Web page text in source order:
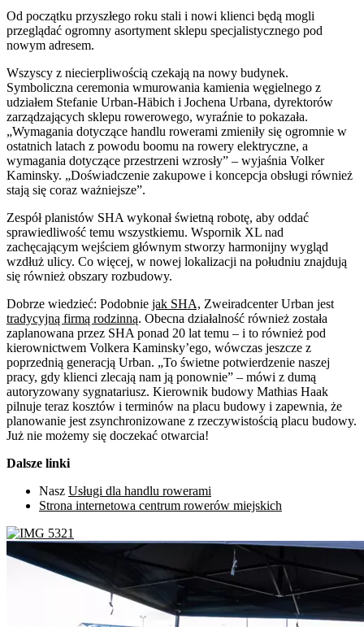
Od początku przyszłego roku stali i nowi klienci będą mogli
przeglądać ogromny asortyment sklepu specjalistycznego pod
nowym adresem.
Wszyscy z niecierpliwością czekają na nowy budynek.
Symboliczna ceremonia wmurowania kamienia węgielnego z
udziałem Stefanie Urban-Häbich i Jochena Urbana, dyrektorów
zarządzających sklepu rowerowego, wyraźnie to pokazała.
„Wymagania dotyczące handlu rowerami zmieniły się ogromnie w
ostatnich latach z powodu boomu na rowery elektryczne, a
wymagania dotyczące przestrzeni wzrosły” – wyjaśnia Volker
Kaminsky. „Doświadczenie zakupowe i koncepcja obsługi również
stają się coraz ważniejsze”.
Zespół planistów SHA wykonał świetną robotę, aby oddać
sprawiedliwość temu wszystkiemu. Wspornik XL nad
zachęcającym wejściem głównym stworzy harmonijny wygląd
wzdłuż ulicy. Co więcej, w nowej lokalizacji na południu znajdują
się również obszary rozbudowy.
Dobrze wiedzieć: Podobnie jak SHA, Zweiradcenter Urban jest
tradycyjną firmą rodzinną. Obecna działalność również została
zaplanowana przez SHA ponad 20 lat temu – i to również pod
kierownictwem Volkera Kaminsky’ego, wówczas jeszcze z
poprzednią generacją Urban. „To świetne potwierdzenie naszej
pracy, gdy klienci zlecają nam ją ponownie” – mówi z dumą
autoryzowany sygnatariusz. Kierownik budowy Mathias Haak
pilnuje teraz kosztów i terminów na placu budowy i zapewnia, że
planowanie jest zsynchronizowane z rzeczywistością placu budowy.
Już nie możemy się doczekać otwarcia!
Dalsze linki
Nasz Usługi dla handlu rowerami
Strona internetowa centrum rowerów miejskich